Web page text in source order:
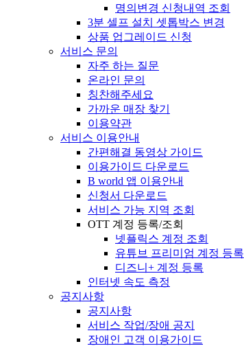
명의변경 신청내역 조회
3분 셀프 설치 셋톱박스 변경
상품 업그레이드 신청
서비스 문의
자주 하는 질문
온라인 문의
칭찬해주세요
가까운 매장 찾기
이용약관
서비스 이용안내
간편해결 동영상 가이드
이용가이드 다운로드
B world 앱 이용안내
신청서 다운로드
서비스 가능 지역 조회
OTT 계정 등록/조회
넷플릭스 계정 조회
유튜브 프리미엄 계정 등록
디즈니+ 계정 등록
인터넷 속도 측정
공지사항
공지사항
서비스 작업/장애 공지
장애인 고객 이용가이드